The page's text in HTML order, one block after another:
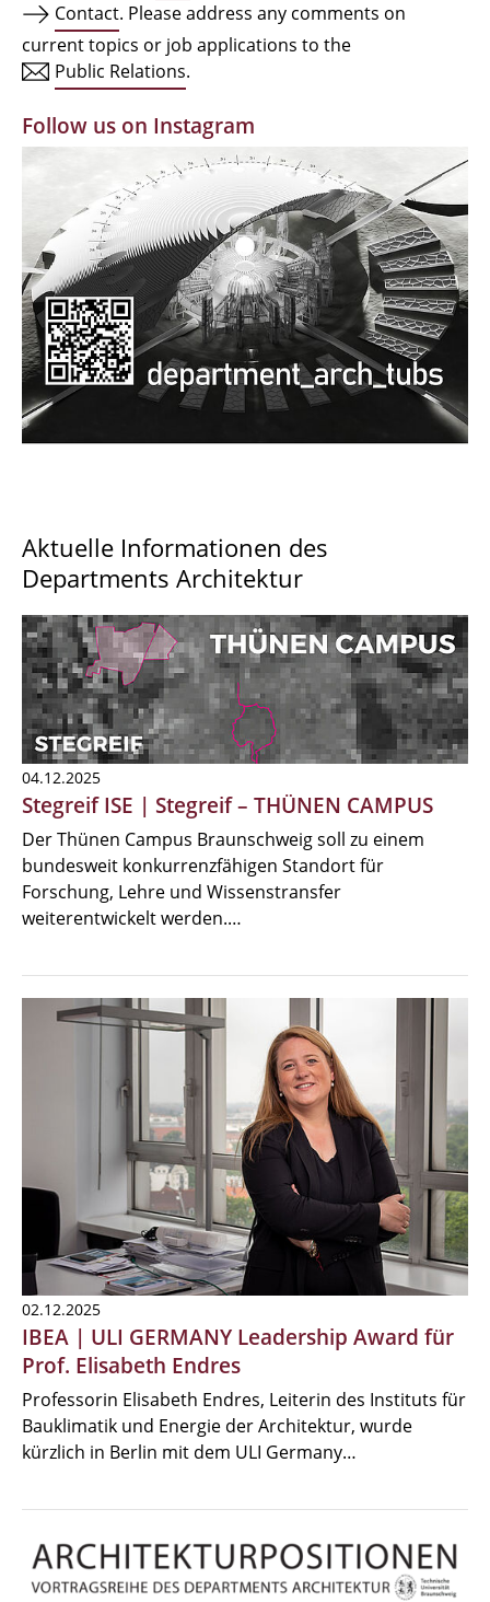
Facilities
Alumni | cloud club
Documents and Downloads
Contact. Please address any comments on
current topics or job applications to the
Public Relations.
Follow us on Instagram
Aktuelle Informationen des
Departments Architektur
04.12.2025
Stegreif ISE | Stegreif – THÜNEN CAMPUS
Der Thünen Campus Braunschweig soll zu einem
bundesweit konkurrenzfähigen Standort für
Forschung, Lehre und Wissenstransfer
weiterentwickelt werden.…
02.12.2025
IBEA | ULI GERMANY Leadership Award für
Prof. Elisabeth Endres
Professorin Elisabeth Endres, Leiterin des Instituts für
Bauklimatik und Energie der Architektur, wurde
kürzlich in Berlin mit dem ULI Germany…